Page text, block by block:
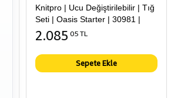
Knitpro | Ucu Değiştirilebilir | Tığ
Seti | Oasis Starter | 30981 |
2.085 05 TL
Sepete Ekle